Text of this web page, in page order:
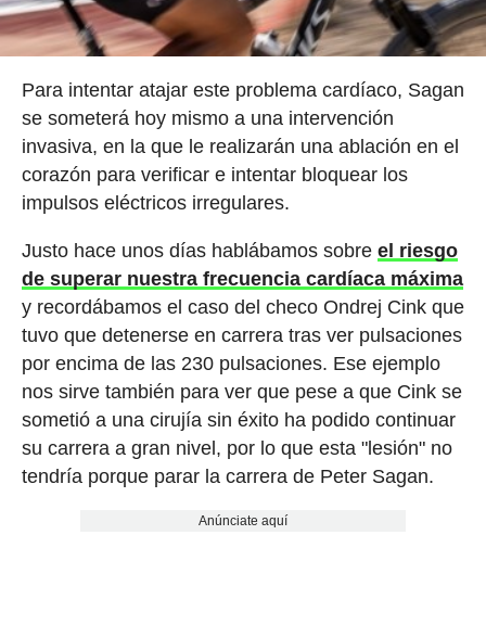
Para intentar atajar este problema cardíaco, Sagan
se someterá hoy mismo a una intervención
invasiva, en la que le realizarán una ablación en el
corazón para verificar e intentar bloquear los
impulsos eléctricos irregulares.
Justo hace unos días hablábamos sobre el riesgo
de superar nuestra frecuencia cardíaca máxima
y recordábamos el caso del checo Ondrej Cink que
tuvo que detenerse en carrera tras ver pulsaciones
por encima de las 230 pulsaciones. Ese ejemplo
nos sirve también para ver que pese a que Cink se
sometió a una cirujía sin éxito ha podido continuar
su carrera a gran nivel, por lo que esta "lesión" no
tendría porque parar la carrera de Peter Sagan.
Anúnciate aquí